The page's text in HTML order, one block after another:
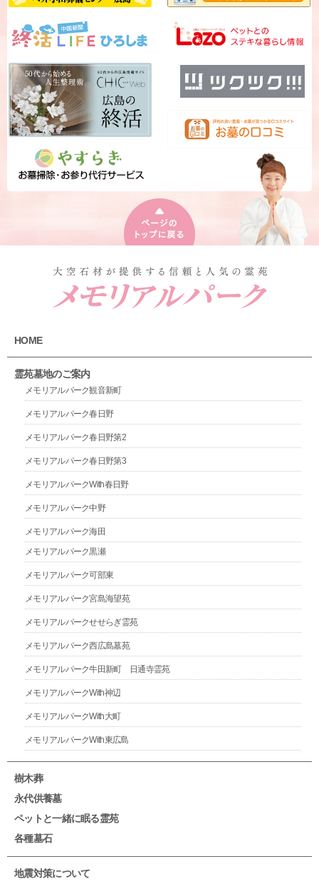
HOME
霊苑墓地のご案内
メモリアルパーク観音新町
メモリアルパーク春日野
メモリアルパーク春日野第2
メモリアルパーク春日野第3
メモリアルパークWith春日野
メモリアルパーク中野
メモリアルパーク海田
メモリアルパーク黒瀬
メモリアルパーク可部東
メモリアルパーク宮島海望苑
メモリアルパークせせらぎ霊苑
メモリアルパーク西広島墓苑
メモリアルパーク牛田新町 日通寺霊苑
メモリアルパークWith神辺
メモリアルパークWith大町
メモリアルパークWith東広島
樹木葬
永代供養墓
ペットと一緒に眠る霊苑
各種墓石
地震対策について